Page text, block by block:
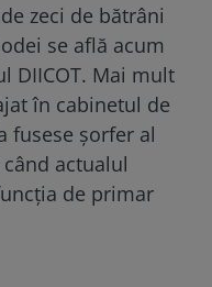
zeci de bătrâni
se află acum
DIICOT. Mai mult
în cabinetul de
fusese șorfer al
actualul
de primar